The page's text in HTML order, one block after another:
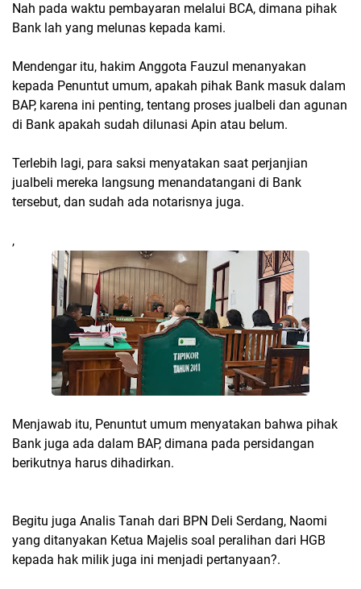
Nah pada waktu pembayaran melalui BCA, dimana pihak
Bank lah yang melunas kepada kami.
Mendengar itu, hakim Anggota Fauzul menanyakan
kepada Penuntut umum, apakah pihak Bank masuk dalam
BAP, karena ini penting, tentang proses jualbeli dan agunan
di Bank apakah sudah dilunasi Apin atau belum.
Terlebih lagi, para saksi menyatakan saat perjanjian
jualbeli mereka langsung menandatangani di Bank
tersebut, dan sudah ada notarisnya juga.
,
Menjawab itu, Penuntut umum menyatakan bahwa pihak
Bank juga ada dalam BAP, dimana pada persidangan
berikutnya harus dihadirkan.
Begitu juga Analis Tanah dari BPN Deli Serdang, Naomi
yang ditanyakan Ketua Majelis soal peralihan dari HGB
kepada hak milik juga ini menjadi pertanyaan?.